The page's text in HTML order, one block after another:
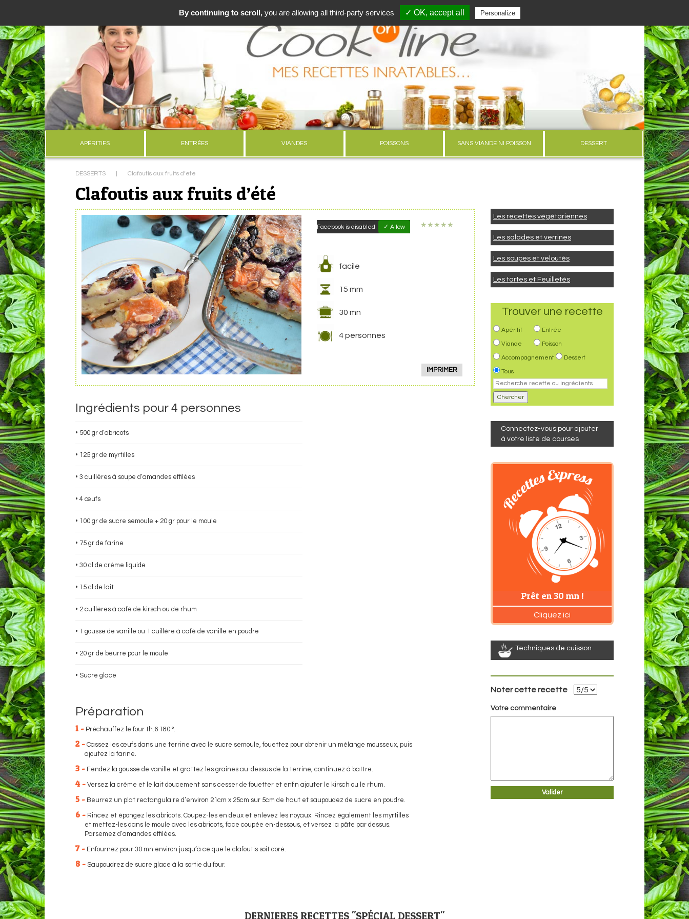
APÉRITIFS ENTRÉES VIANDES POISSONS SANS VIANDE NI POISSON DESSERT
DESSERTS Clafoutis aux fruits d’ete
Clafoutis aux fruits d’été
Facebook is disabled. ✓ Allow ★ ★ ★ ★ ★
facile
15 mm
30 mn
4 personnes
Ingrédients pour 4 personnes
• 500 gr d’abricots
• 125 gr de myrtilles
• 3 cuillères à soupe d’amandes effilées
• 4 œufs
• 100 gr de sucre semoule + 20 gr pour le moule
• 75 gr de farine
• 30 cl de crème liquide
• 15 cl de lait
• 2 cuillères à café de kirsch ou de rhum
• 1 gousse de vanille ou 1 cuillère à café de vanille en poudre
• 20 gr de beurre pour le moule
• Sucre glace
Préparation
1 - Préchauffez le four th.6 180 °.
2 - Cassez les œufs dans une terrine avec le sucre semoule, fouettez pour obtenir un mélange mousseux, puis
ajoutez la farine.
3 - Fendez la gousse de vanille et grattez les graines au-dessus de la terrine, continuez à battre.
4 - Versez la crème et le lait doucement sans cesser de fouetter et enfin ajouter le kirsch ou le rhum.
5 - Beurrez un plat rectangulaire d’environ 21cm x 25cm sur 5cm de haut et saupoudez de sucre en poudre.
6 - Rincez et épongez les abricots. Coupez-les en deux et enlevez les noyaux. Rincez également les myrtilles
et mettez-les dans le moule avec les abricots, face coupée en-dessous, et versez la pâte par dessus.
Parsemez d’amandes effilées.
7 - Enfournez pour 30 mn environ jusqu’à ce que le clafoutis soit doré.
8 - Saupoudrez de sucre glace à la sortie du four.
Les recettes végétariennes
Les salades et verrines
Les soupes et veloutés
Les tartes et Feuilletés
Trouver une recette
Apéritif Entrée
Viande Poisson
Accompagnement Dessert
Tous
Connectez-vous pour ajouter
à votre liste de courses
Prêt en 30 mn !
Cliquez ici
Techniques de cuisson
Noter cette recette
Votre commentaire
DERNIERES RECETTES "SPÉCIAL DESSERT"
By continuing to scroll, you are allowing all third-party services ✓ OK, accept all Personalize